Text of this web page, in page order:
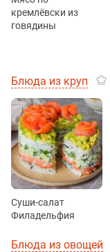
кремлёвски из
говядины
Блюда из круп
Суши-салат
Филадельфия
Блюда из овощей